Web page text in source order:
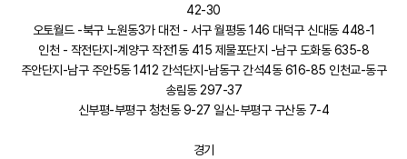
42-30
오토월드 -북구 노원동3가 대전 - 서구 월평동 146 대덕구 신대동 448-1
인천 - 작전단지-계양구 작전1동 415 제물포단지 -남구 도화동 635-8
주안단지-남구 주안5동 1412 간석단지-남동구 간석4동 616-85 인천교-동구
송림동 297-37
신부평-부평구 청천동 9-27 일신-부평구 구산동 7-4
경기